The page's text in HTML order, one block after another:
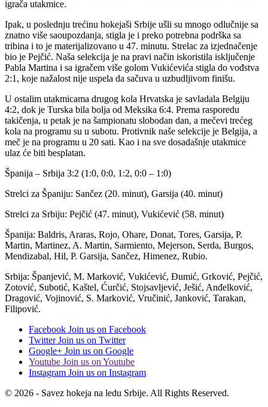
igrača utakmice.
Ipak, u poslednju trećinu hokejaši Srbije ušli su mnogo odlučnije sa
znatno više saoupozdanja, stigla je i preko potrebna podrška sa
tribina i to je materijalizovano u 47. minutu. Strelac za izjednačenje
bio je Pejčić. Naša selekcija je na pravi način iskoristila isključenje
Pabla Martina i sa igračem više golom Vukićevića stigla do vođstva
2:1, koje nažalost nije uspela da sačuva u uzbudljivom finišu.
U ostalim utakmicama drugog kola Hrvatska je savladala Belgiju
4:2, dok je Turska bila bolja od Meksika 6:4. Prema rasporedu
takičenja, u petak je na šampionatu slobodan dan, a mečevi trećeg
kola na programu su u subotu. Protivnik naše selekcije je Belgija, a
meč je na programu u 20 sati. Kao i na sve dosadašnje utakmice
ulaz će biti besplatan.
Španija – Srbija 3:2 (1:0, 0:0, 1:2, 0:0 – 1:0)
Strelci za Španiju: Sančez (20. minut), Garsija (40. minut)
Strelci za Srbiju: Pejčić (47. minut), Vukićević (58. minut)
Španija: Baldris, Araras, Rojo, Ohare, Donat, Tores, Garsija, P.
Martin, Martinez, A. Martin, Sarmiento, Mejerson, Serda, Burgos,
Mendizabal, Hil, P. Garsija, Sančez, Himenez, Rubio.
Srbija: Španjević, M. Marković, Vukićević, Đumić, Grković, Pejčić,
Zotović, Subotić, Kaštel, Ćurčić, Stojsavljević, Ješić, Anđelković,
Dragović, Vojinović, S. Marković, Vručinić, Janković, Tarakan,
Filipović.
Facebook Join us on Facebook
Twitter Join us on Twitter
Google+ Join us on Google
Youtube Join us on Youtube
Instagram Join us on Instagram
© 2026 - Savez hokeja na ledu Srbije. All Rights Reserved.